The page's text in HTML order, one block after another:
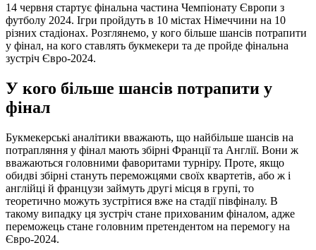
14 червня стартує фінальна частина Чемпіонату Європи з
футболу 2024. Ігри пройдуть в 10 містах Німеччини на 10
різних стадіонах. Розглянемо, у кого більше шансів потрапити
у фінал, на кого ставлять букмекери та де пройде фінальна
зустріч Євро-2024.
У кого більше шансів потрапити у
фінал
Букмекерські аналітики вважають, що найбільше шансів на
потрапляння у фінал мають збірні Франції та Англії. Вони ж
вважаються головними фаворитами турніру. Проте, якщо
обидві збірні стануть переможцями своїх квартетів, або ж і
англійці й французи займуть другі місця в групі, то
теоретично можуть зустрітися вже на стадії півфіналу. В
такому випадку ця зустріч стане прихованим фіналом, адже
переможець стане головним претендентом на перемогу на
Євро-2024.